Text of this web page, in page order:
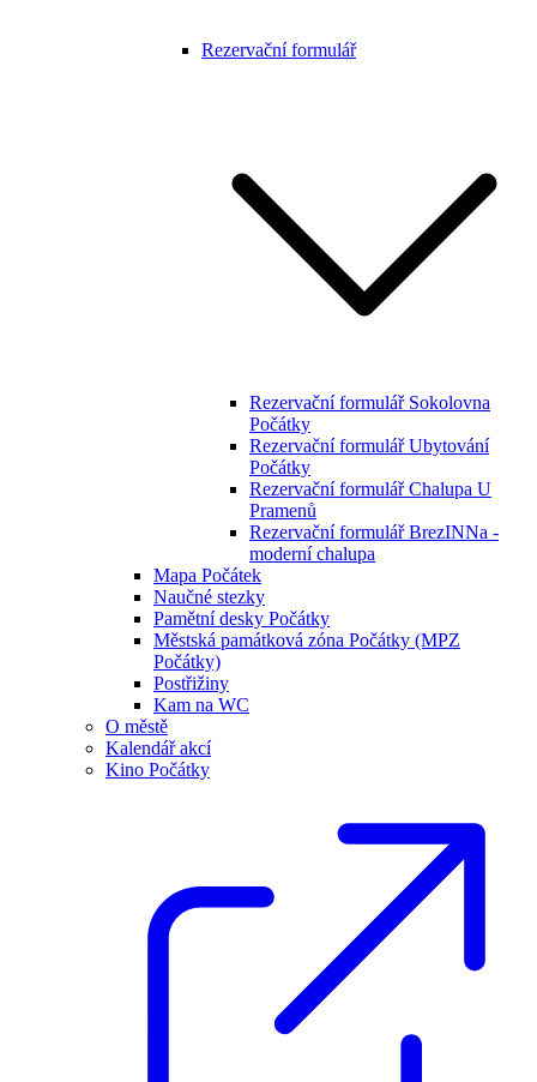
Rezervační formulář
Rezervační formulář Sokolovna
Počátky
Rezervační formulář Ubytování
Počátky
Rezervační formulář Chalupa U
Pramenů
Rezervační formulář BrezINNa -
moderní chalupa
Mapa Počátek
Naučné stezky
Pamětní desky Počátky
Městská památková zóna Počátky (MPZ
Počátky)
Postřižiny
Kam na WC
O městě
Kalendář akcí
Kino Počátky